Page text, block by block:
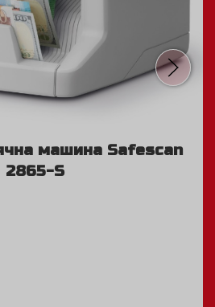
машина Safescan
2865-S